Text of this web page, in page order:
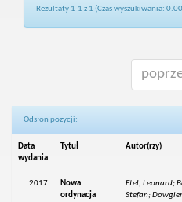
Rezultaty 1-1 z 1 (Czas wyszukiwania:
Odsłon pozycji:
Data
wydania
Tytuł Autor(rzy)
2017
Nowa
ordynacja
Etel, Leonard;
Stefan;